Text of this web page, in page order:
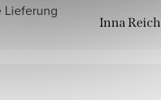
Lieferung
Inna Reich